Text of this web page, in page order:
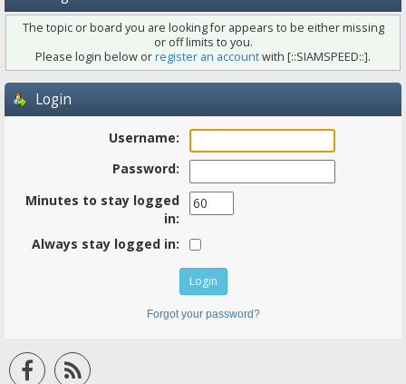
The topic or board you are looking for appears to be either missing
or off limits to you.
Please login below orregister an accountwith [::SIAMSPEED::].
Login
Username:
Password:
Minutes to stay logged
in:
Always stay logged in:
Forgot your password?